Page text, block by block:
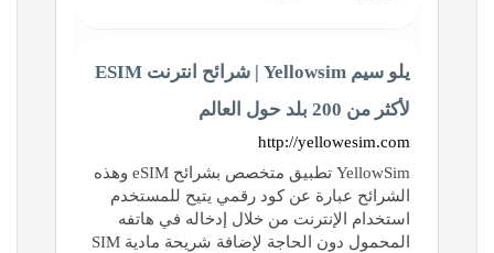
يلو سيم Yellowsim | شرائح انترنت ESIM
لأكثر من 200 بلد حول العالم
http://yellowesim.com
YellowSim تطبيق متخصص بشرائح eSIM وهذه
الشرائح عبارة عن كود رقمي يتيح للمستخدم
استخدام الإنترنت من خلال إدخاله في هاتفه
المحمول دون الحاجة لإضافة شريحة مادية SIM